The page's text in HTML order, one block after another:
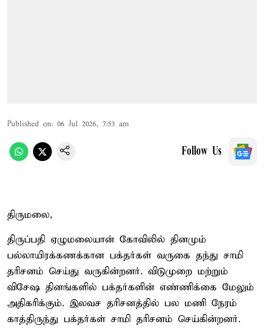
Published on: 06 Jul 2026, 7:53 am
Follow Us
திருமலை,
திருப்பதி ஏழுமலையான் கோவிலில் தினமும்
பல்லாயிரக்கணக்கான பக்தர்கள் வருகை தந்து சாமி
தரிசனம் செய்து வருகின்றனர். விடுமுறை மற்றும்
விசேஷ தினங்களில் பக்தர்களின் எண்ணிக்கை மேலும்
அதிகரிக்கும். இலவச தரிசனத்தில் பல மணி நேரம்
காத்திருந்து பக்தர்கள் சாமி தரிசனம் செய்கின்றனர்.